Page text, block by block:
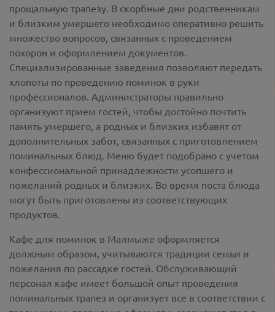
прощальную трапезу. В скорбные дни родственникам
и близким умершего необходимо оперативно решить
множество вопросов, связанных с проведением
похорон и оформлением документов.
Специализированные заведения позволяют передать
хлопоты по проведению поминок в руки
профессионалов. Администраторы правильно
организуют прием гостей, чтобы достойно почтить
память умершего, а родных и близких избавят от
дополнительных забот, связанных с приготовлением
поминальных блюд. Меню будет подобрано с учетом
конфессиональной принадлежности усопшего и
пожеланий родных и близких. Во время поста блюда
могут быть приготовлены из соответствующих
продуктов.
Кафе для поминок в Малмыже оформляется
должным образом, учитываются традиции семьи и
пожелания по рассадке гостей. Обслуживающий
персонал кафе имеет большой опыт проведения
поминальных трапез и организует все в соответствии с